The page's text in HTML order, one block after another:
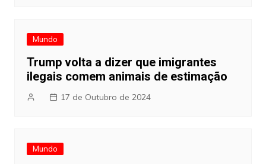
Mundo
Trump volta a dizer que imigrantes
ilegais comem animais de estimação
17 de Outubro de 2024
Mundo